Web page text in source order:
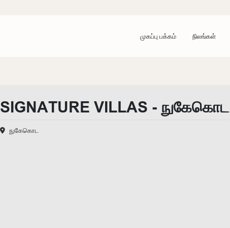
முகப்பு பக்கம் நிலங்கள்
SIGNATURE VILLAS - நுகேகொட
நுகேகொட